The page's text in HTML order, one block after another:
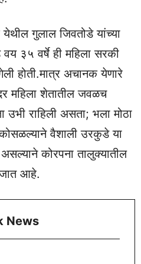
गुलाल जिवतोडे यांच्या
३५ वर्षे ही महिला सरकी
होती.मात्र अचानक येणारे
महिला शेतातील जवळच
राहिली असता; भला मोठा
वैशाली उरकुडे या
कोरपना तालुक्यातील
आहे.
News